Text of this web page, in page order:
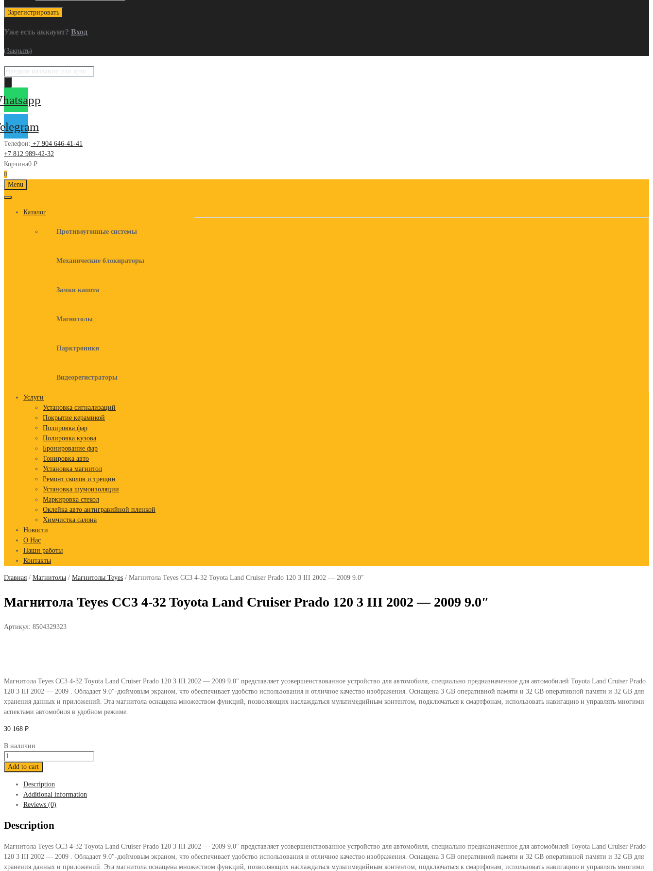
Уже есть аккаунт? Вход
(Закрыть)
Поиск
Телефон: +7 904 646-41-41
+7 812 989-42-32
Корзина0 ₽
0
Skip
to
Menu
Каталог
Противоугонные системы
Механические блокираторы
Замки капота
Магнитолы
Парктроники
Видеорегистраторы
Услуги
Установка сигнализаций
Покрытие керамикой
Полировка фар
Полировка кузова
Бронирование фар
Тонировка авто
Установка магнитол
Ремонт сколов и трещин
Установка шумоизоляции
Маркировка стекол
Оклейка авто антигравийной пленкой
Химчистка салона
Новости
О Нас
Наши работы
Контакты
Главная / Магнитолы / Магнитолы Teyes / Магнитола Teyes CC3 4-32 Toyota Land Cruiser Prado 120 3 III 2002 — 2009 9.0″
Магнитола Teyes CC3 4-32 Toyota Land Cruiser Prado 120 3 III 2002 — 2009 9.0″
Артикул: 8504329323
Магнитола Teyes CC3 4-32 Toyota Land Cruiser Prado 120 3 III 2002 — 2009 9.0″ представляет усовершенствованное устройство для автомобиля, специально предназначенное для автомобилей Toyota Land Cruiser Prado
120 3 III 2002 — 2009 . Обладает 9.0″-дюймовым экраном, что обеспечивает удобство использования и отличное качество изображения. Оснащена 3 GB оперативной памяти и 32 GB оперативной памяти и 32 GB для
хранения данных и приложений. Эта магнитола оснащена множеством функций, позволяющих наслаждаться мультимедийным контентом, подключаться к смартфонам, использовать навигацию и управлять многими
аспектами автомобиля в удобном режиме.
30 168 ₽
В наличии
Магнитола
Teyes
Toyota
Cruiser
120
3
III
Add to cart
Description
Additional information
Reviews (0)
Description
Магнитола Teyes CC3 4-32 Toyota Land Cruiser Prado 120 3 III 2002 — 2009 9.0″ представляет усовершенствованное устройство для автомобиля, специально предназначенное для автомобилей Toyota Land Cruiser Prado
120 3 III 2002 — 2009 . Обладает 9.0″-дюймовым экраном, что обеспечивает удобство использования и отличное качество изображения. Оснащена 3 GB оперативной памяти и 32 GB оперативной памяти и 32 GB для
хранения данных и приложений. Эта магнитола оснащена множеством функций, позволяющих наслаждаться мультимедийным контентом, подключаться к смартфонам, использовать навигацию и управлять многими